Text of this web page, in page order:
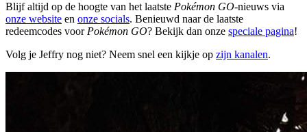
Blijf altijd op de hoogte van het laatste Pokémon GO-nieuws via
onze website en onze socials. Benieuwd naar de laatste
redeemcodes voor Pokémon GO? Bekijk dan onze speciale pagina!
Volg je Jeffry nog niet? Neem snel een kijkje op zijn kanalen.